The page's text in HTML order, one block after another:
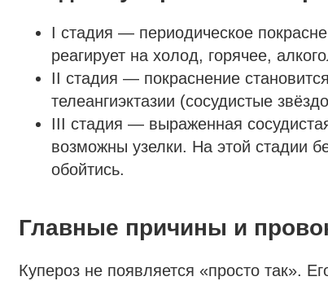
I стадия — периодическое
реагирует на холод, горячее,
II стадия — покраснение
телеангиэктазии (сосудистые
III стадия — выраженная
возможны узелки. На этой стадии
обойтись.
Главные причины и
Купероз не появляется «просто так».